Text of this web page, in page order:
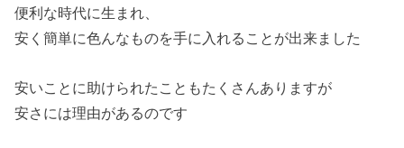
便利な時代に生まれ、
安く簡単に色んなものを手に入れることが出来ました
安いことに助けられたこともたくさんありますが
安さには理由があるのです